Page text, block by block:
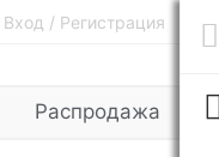
Вход / Регистрация
Распродажа